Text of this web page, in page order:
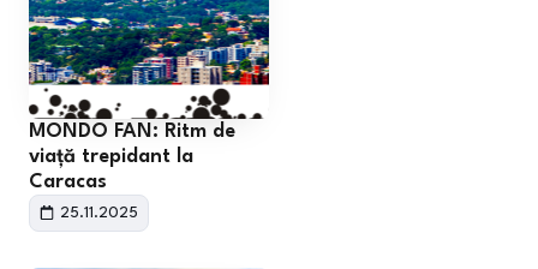
MONDO FAN: Ritm de
viață trepidant la
Caracas
25.11.2025